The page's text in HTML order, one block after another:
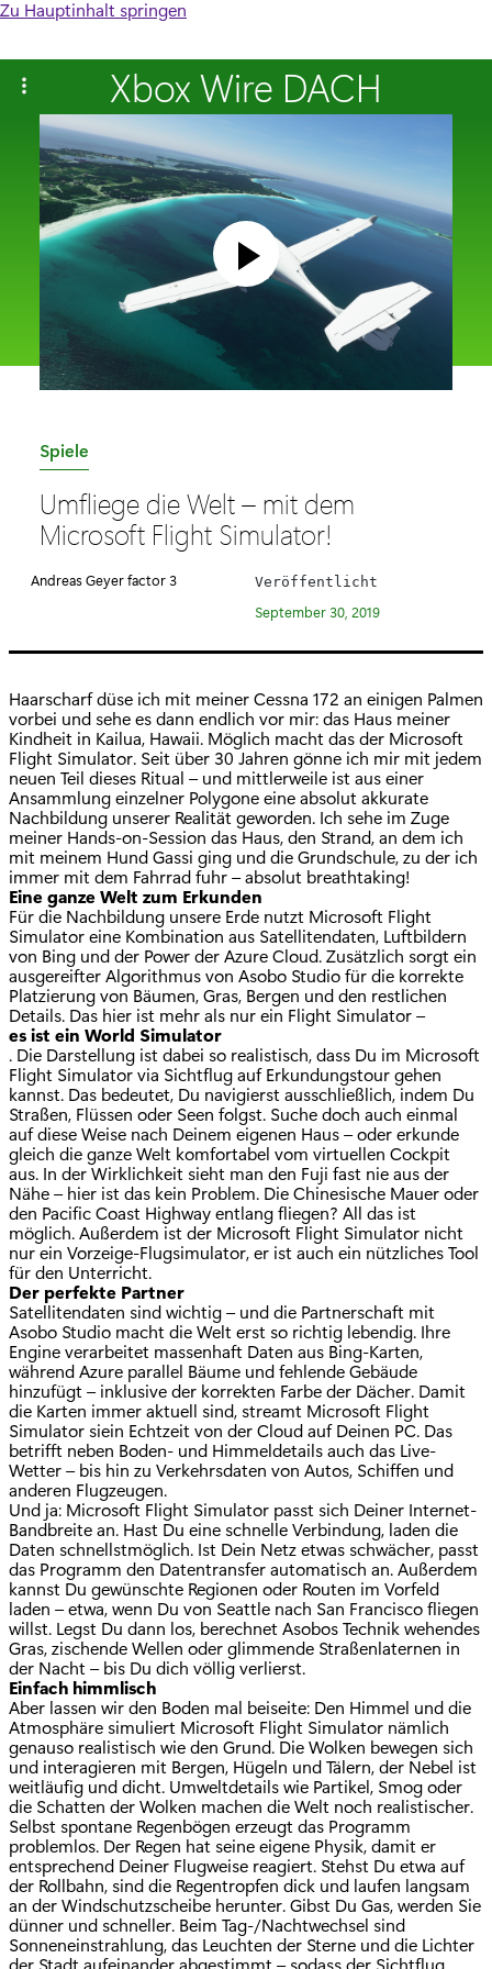
Zu Hauptinhalt springen
Xbox Wire DACH
K
t
e
i
:
Spiele
Umfliege die Welt – mit dem
Microsoft Flight Simulator!
Andreas Geyer factor 3 Veröffentlicht
September 30, 2019
Haarscharf düse ich mit meiner Cessna 172 an einigen Palmen
vorbei und sehe es dann endlich vor mir: das Haus meiner
Kindheit in Kailua, Hawaii. Möglich macht das der Microsoft
Flight Simulator. Seit über 30 Jahren gönne ich mir mit jedem
neuen Teil dieses Ritual – und mittlerweile ist aus einer
Ansammlung einzelner Polygone eine absolut akkurate
Nachbildung unserer Realität geworden. Ich sehe im Zuge
meiner Hands-on-Session das Haus, den Strand, an dem ich
mit meinem Hund Gassi ging und die Grundschule, zu der ich
immer mit dem Fahrrad fuhr – absolut breathtaking!
Eine ganze Welt zum Erkunden
Für die Nachbildung unsere Erde nutzt Microsoft Flight
Simulator eine Kombination aus Satellitendaten, Luftbildern
von Bing und der Power der Azure Cloud. Zusätzlich sorgt ein
ausgereifter Algorithmus von Asobo Studio für die korrekte
Platzierung von Bäumen, Gras, Bergen und den restlichen
Details. Das hier ist mehr als nur ein Flight Simulator –
es ist ein World Simulator
. Die Darstellung ist dabei so realistisch, dass Du im Microsoft
Flight Simulator via Sichtflug auf Erkundungstour gehen
kannst. Das bedeutet, Du navigierst ausschließlich, indem Du
Straßen, Flüssen oder Seen folgst. Suche doch auch einmal
auf diese Weise nach Deinem eigenen Haus – oder erkunde
gleich die ganze Welt komfortabel vom virtuellen Cockpit
aus. In der Wirklichkeit sieht man den Fuji fast nie aus der
Nähe – hier ist das kein Problem. Die Chinesische Mauer oder
den Pacific Coast Highway entlang fliegen? All das ist
möglich. Außerdem ist der Microsoft Flight Simulator nicht
nur ein Vorzeige-Flugsimulator, er ist auch ein nützliches Tool
für den Unterricht.
Der perfekte Partner
Satellitendaten sind wichtig – und die Partnerschaft mit
Asobo Studio macht die Welt erst so richtig lebendig. Ihre
Engine verarbeitet massenhaft Daten aus Bing-Karten,
während Azure parallel Bäume und fehlende Gebäude
hinzufügt – inklusive der korrekten Farbe der Dächer. Damit
die Karten immer aktuell sind, streamt Microsoft Flight
Simulator siein Echtzeit von der Cloud auf Deinen PC. Das
betrifft neben Boden- und Himmeldetails auch das Live-
Wetter – bis hin zu Verkehrsdaten von Autos, Schiffen und
anderen Flugzeugen.
Und ja: Microsoft Flight Simulator passt sich Deiner Internet-
Bandbreite an. Hast Du eine schnelle Verbindung, laden die
Daten schnellstmöglich. Ist Dein Netz etwas schwächer, passt
das Programm den Datentransfer automatisch an. Außerdem
kannst Du gewünschte Regionen oder Routen im Vorfeld
laden – etwa, wenn Du von Seattle nach San Francisco fliegen
willst. Legst Du dann los, berechnet Asobos Technik wehendes
Gras, zischende Wellen oder glimmende Straßenlaternen in
der Nacht – bis Du dich völlig verlierst.
Einfach himmlisch
Aber lassen wir den Boden mal beiseite: Den Himmel und die
Atmosphäre simuliert Microsoft Flight Simulator nämlich
genauso realistisch wie den Grund. Die Wolken bewegen sich
und interagieren mit Bergen, Hügeln und Tälern, der Nebel ist
weitläufig und dicht. Umweltdetails wie Partikel, Smog oder
die Schatten der Wolken machen die Welt noch realistischer.
Selbst spontane Regenbögen erzeugt das Programm
problemlos. Der Regen hat seine eigene Physik, damit er
entsprechend Deiner Flugweise reagiert. Stehst Du etwa auf
der Rollbahn, sind die Regentropfen dick und laufen langsam
an der Windschutzscheibe herunter. Gibst Du Gas, werden Sie
dünner und schneller. Beim Tag-/Nachtwechsel sind
Sonneneinstrahlung, das Leuchten der Sterne und die Lichter